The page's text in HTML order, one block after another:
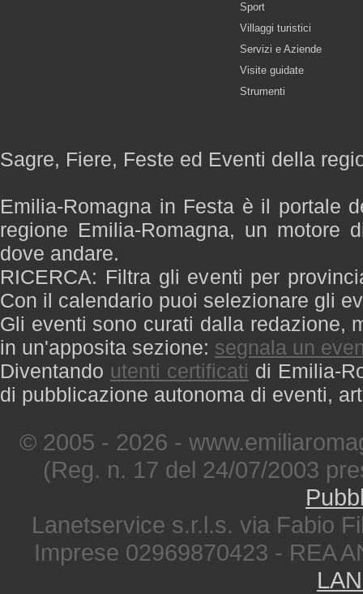
Sport
Villaggi turistici
Servizi e Aziende
Visite guidate
Strumenti
Sagre, Fiere, Feste ed Eventi della
Emilia-Romagna in Festa è il portale
regione Emilia-Romagna, un motore
dove andare.
RICERCA: Filtra gli eventi per
Con il calendario puoi selezionare gli
Gli eventi sono curati dalla redazione,
in un'apposita sezione: segnala un
Diventando utenti certificati di Emilia-
di pubblicazione autonoma di eventi,
© 2005 - 2026 -
(Reg. n. 17 del 24/07/2003
Lanetservice s.r.l.s. via Fabio
Imprese 02969870423 - REA